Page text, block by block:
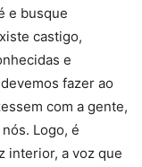
e busque
castigo,
e
fazer ao
com a gente,
Logo, é
interior, a voz que